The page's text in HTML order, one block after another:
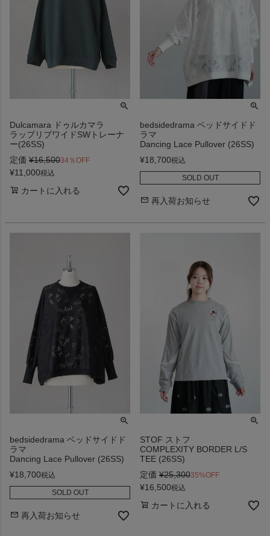
Dulcamara ドゥルカマラ
ラップリブワイドSWトレーナ
ー(26SS)
定価 ¥16,50034％OFF
¥11,000税込
カートに入れる
bedsidedrama ベッドサイドド
ラマ
Dancing Lace Pullover (26SS)
¥18,700税込
SOLD OUT
再入荷お知らせ
bedsidedrama ベッドサイドド
ラマ
Dancing Lace Pullover (26SS)
¥18,700税込
SOLD OUT
再入荷お知らせ
STOF ストフ
COMPLEXITY BORDER L/S
TEE (26SS)
定価 ¥25,30035%OFF
¥16,500税込
カートに入れる